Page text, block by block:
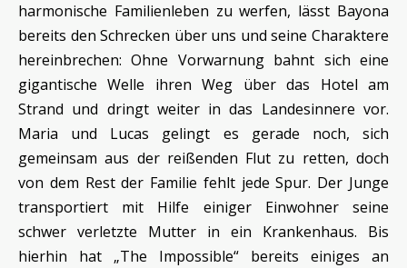
harmonische Familienleben zu werfen, lässt Bayona
bereits den Schrecken über uns und seine Charaktere
hereinbrechen: Ohne Vorwarnung bahnt sich eine
gigantische Welle ihren Weg über das Hotel am
Strand und dringt weiter in das Landesinnere vor.
Maria und Lucas gelingt es gerade noch, sich
gemeinsam aus der reißenden Flut zu retten, doch
von dem Rest der Familie fehlt jede Spur. Der Junge
transportiert mit Hilfe einiger Einwohner seine
schwer verletzte Mutter in ein Krankenhaus. Bis
hierhin hat „The Impossible“ bereits einiges an